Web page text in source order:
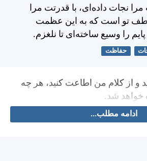
مرا نجات داده‌ای، با قدرتت مرا
تو است كه به اين عظمت
را وسيع ساخته‌ای تا نلغزم.
حفاظت
و از كلام من اطاعت كنيد، هر چه
خواهد شد.
ادامه مطلب...